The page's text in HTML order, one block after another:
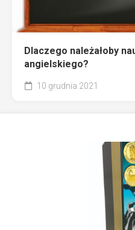
Dlaczego należałoby
angielskiego?
10 grudnia 2021